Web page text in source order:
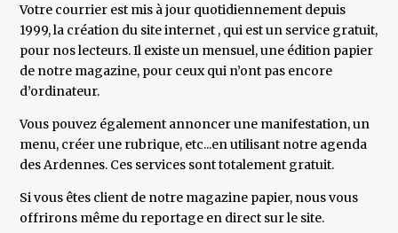
Votre courrier est mis à jour quotidiennement depuis
1999, la création du site internet , qui est un service gratuit,
pour nos lecteurs. Il existe un mensuel, une édition papier
de notre magazine, pour ceux qui n’ont pas encore
d’ordinateur.
Vous pouvez également annoncer une manifestation, un
menu, créer une rubrique, etc...en utilisant notre agenda
des Ardennes. Ces services sont totalement gratuit.
Si vous êtes client de notre magazine papier, nous vous
offrirons même du reportage en direct sur le site.